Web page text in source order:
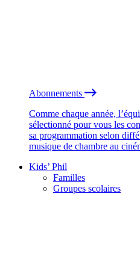
Abonnements
Comme chaque année,
sélectionné pour vous les
sa programmation selon
musique de chambre au
Kids’ Phil
Familles
Groupes scolaires